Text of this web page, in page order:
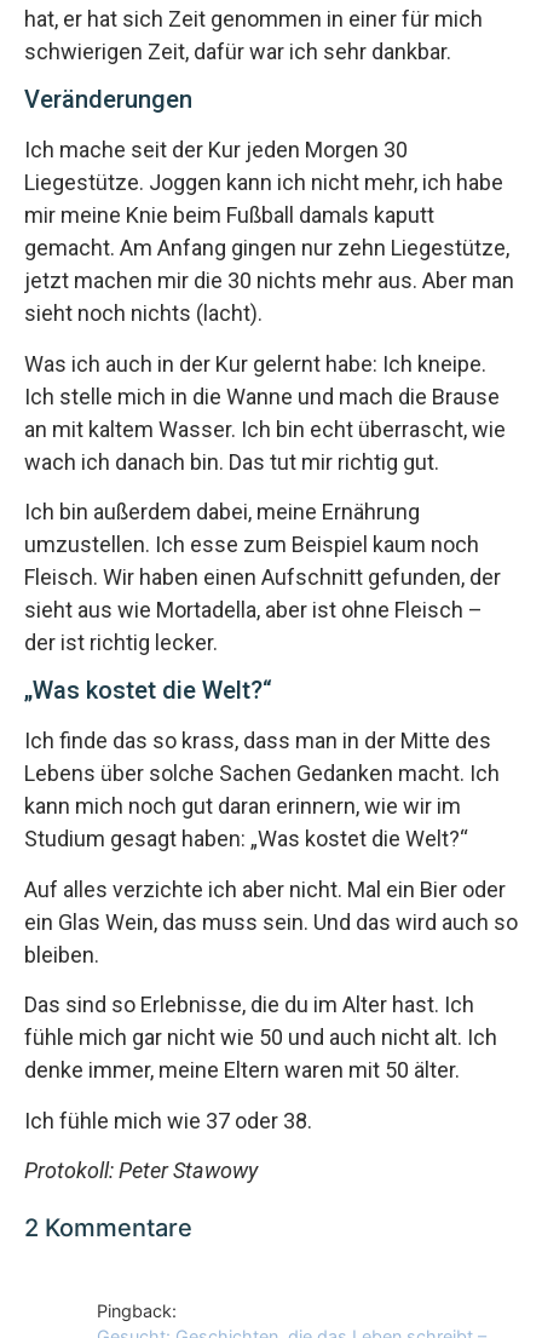
hat, er hat sich Zeit genommen in einer für mich
schwierigen Zeit, dafür war ich sehr dankbar.
Veränderungen
Ich mache seit der Kur jeden Morgen 30
Liegestütze. Joggen kann ich nicht mehr, ich habe
mir meine Knie beim Fußball damals kaputt
gemacht. Am Anfang gingen nur zehn Liegestütze,
jetzt machen mir die 30 nichts mehr aus. Aber man
sieht noch nichts (lacht).
Was ich auch in der Kur gelernt habe: Ich kneipe.
Ich stelle mich in die Wanne und mach die Brause
an mit kaltem Wasser. Ich bin echt überrascht, wie
wach ich danach bin. Das tut mir richtig gut.
Ich bin außerdem dabei, meine Ernährung
umzustellen. Ich esse zum Beispiel kaum noch
Fleisch. Wir haben einen Aufschnitt gefunden, der
sieht aus wie Mortadella, aber ist ohne Fleisch –
der ist richtig lecker.
„Was kostet die Welt?“
Ich finde das so krass, dass man in der Mitte des
Lebens über solche Sachen Gedanken macht. Ich
kann mich noch gut daran erinnern, wie wir im
Studium gesagt haben: „Was kostet die Welt?“
Auf alles verzichte ich aber nicht. Mal ein Bier oder
ein Glas Wein, das muss sein. Und das wird auch so
bleiben.
Das sind so Erlebnisse, die du im Alter hast. Ich
fühle mich gar nicht wie 50 und auch nicht alt. Ich
denke immer, meine Eltern waren mit 50 älter.
Ich fühle mich wie 37 oder 38.
Protokoll: Peter Stawowy
2 Kommentare
Pingback: